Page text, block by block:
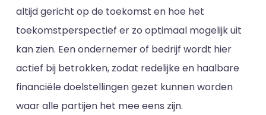
altijd gericht op de toekomst en hoe het
toekomstperspectief er zo optimaal mogelijk uit
kan zien. Een ondernemer of bedrijf wordt hier
actief bij betrokken, zodat redelijke en haalbare
financiële doelstellingen gezet kunnen worden
waar alle partijen het mee eens zijn.